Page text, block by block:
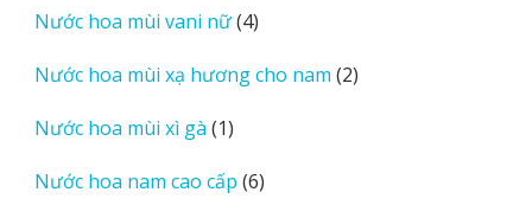
Nước hoa mùi vani nữ 44
phẩm
Nước hoa mùi xạ hương cho nam 22
Nước hoa mùi xì gà 11
phẩm
Nước hoa nam cao cấp 66